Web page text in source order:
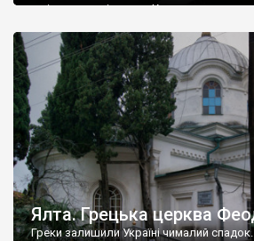
є відданими вірянами Христа
Ялта. Грецька церква
Греки залишили Україні чималий